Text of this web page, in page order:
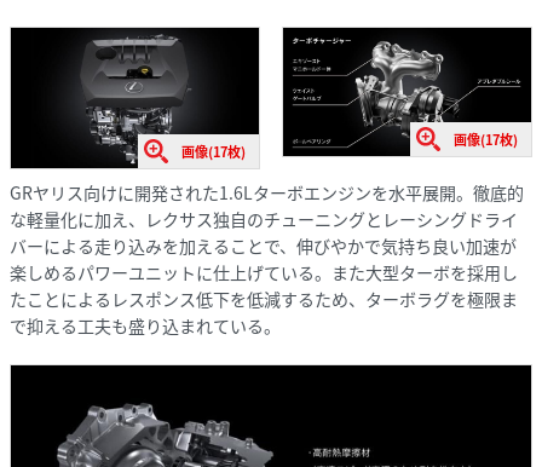
画像(17枚)
画像(17枚)
GRヤリス向けに開発された1.6Lターボエンジンを水平展開。徹底的
な軽量化に加え、レクサス独自のチューニングとレーシングドライ
バーによる走り込みを加えることで、伸びやかで気持ち良い加速が
楽しめるパワーユニットに仕上げている。また大型ターボを採用し
たことによるレスポンス低下を低減するため、ターボラグを極限ま
で抑える工夫も盛り込まれている。